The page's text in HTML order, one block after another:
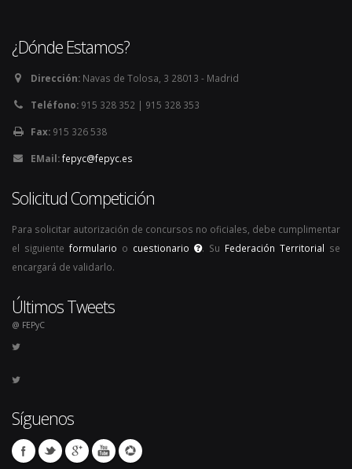
¿Dónde Estamos?
Dirección: Navas de Tolosa, 3 28013 - Madrid
Teléfono: 915 328 352 | 915 328 353
Fax: 915 326 538
EMail:fepyc@fepyc.es
Solicitud Competición
Para solicitar autorización de concursos no oficiales, debe cumplimentar
el siguiente formulario o cuestionario . Su Federación Territorial se
encargará de validarlo.
Últimos Tweets
@ FEPyC
Síguenos